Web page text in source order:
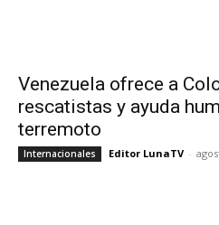
Venezuela ofrece a
rescatistas y ayuda
terremoto
Internacionales Editor LunaTV -